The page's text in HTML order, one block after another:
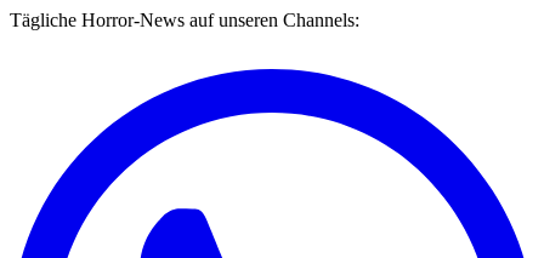
Tägliche Horror-News auf unseren Channels: